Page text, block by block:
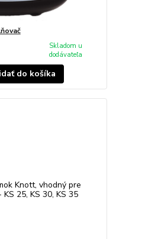
Skladom u
dodávateľa
do košíka